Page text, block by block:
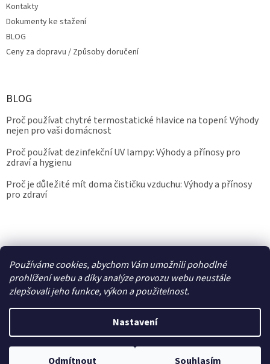
Používáme cookies, abychom Vám umožnili pohodlné
prohlížení webu a díky analýze provozu webu neustále
zlepšovali jeho funkce, výkon a použitelnost.
Nastavení
Odmítnout Souhlasím
Kontakty
Dokumenty ke stažení
BLOG
Ceny za dopravu / Způsoby doručení
BLOG
Proč používat chytré termostatické hlavice na topení: Výhody
nejen pro vaši domácnost
Proč používat dezinfekční UV lampy: Výhody a přínosy pro
zdraví a hygienu
Proč je důležité mít doma čističku vzduchu: Výhody a přínosy
pro zdraví
Vytvořil Shoptet
Copyright 2026Epřístroje.cz. Všechna práva vyhrazena.Upravit